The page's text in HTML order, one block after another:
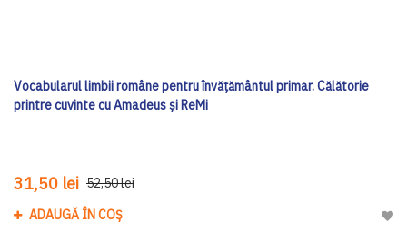
Vocabularul limbii române pentru învățământul primar. Călătorie
printre cuvinte cu Amadeus și ReMi
31,50 lei 52,50 lei
ADAUGĂ ÎN COȘ